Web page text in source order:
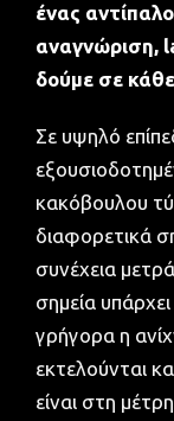
ένας
αναγνώριση,
δούμε σε
Σε υψηλό
κακόβουλου
διαφορετικά
συνέχεια
σημεία
γρήγορα η
εκτελούνται
είναι στη